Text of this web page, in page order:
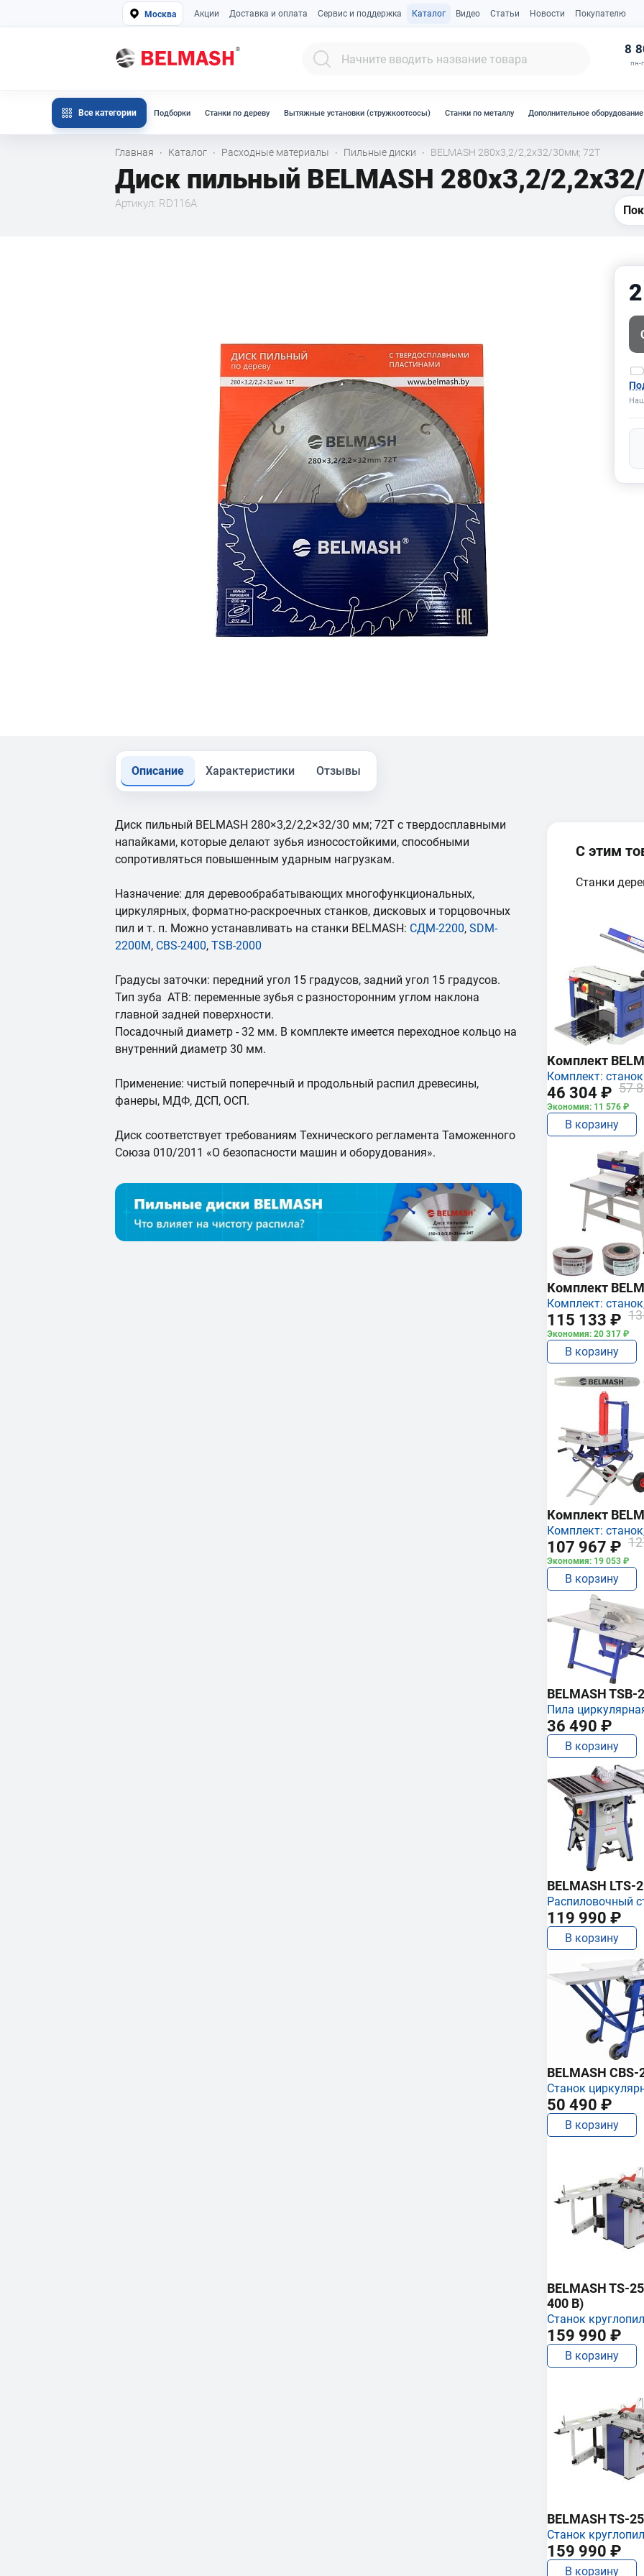
Москва Акции Доставка и оплата Сервис и поддержка Каталог Видео Статьи Новости Покупателю
8
пн-
Все категории Подборки Станки по дереву Вытяжные установки (стружкоотсосы) Станки по металлу Дополнительное оборудование
Главная · Каталог · Расходные материалы · Пильные диски · BELMASH 280х3,2/2,2х32/30мм; 72Т
Диск пильный BELMASH 280х3,2/
Артикул: RD116A
Описание Характеристики Отзывы
Диск пильный BELMASH 280×3,2/2,2×32/30 мм; 72Т с твердосплавными
напайками, которые делают зубья износостойкими, способными
сопротивляться повышенным ударным нагрузкам.
Назначение: для деревообрабатывающих многофункциональных,
циркулярных, форматно-раскроечных станков, дисковых и торцовочных
пил и т. п. Можно устанавливать на станки BELMASH: СДМ-2200, SDM-
2200M, CBS-2400, TSB-2000
Градусы заточки: передний угол 15 градусов, задний угол 15 градусов.
Тип зуба ATB: переменные зубья с разносторонним углом наклона
главной задней поверхности.
Посадочный диаметр - 32 мм. В комплекте имеется переходное кольцо на
внутренний диаметр 30 мм.
Применение: чистый поперечный и продольный распил древесины,
фанеры, МДФ, ДСП, ОСП.
Диск соответствует требованиям Технического регламента Таможенного
Союза 010/2011 «О безопасности машин и оборудования».
С этим
Станки
Комплект
Комплект:
46 304 ₽ 57
Экономия: 11 576 ₽
В корзину
Комплект
Комплект:
115 133 ₽
Экономия: 20 317 ₽
В корзину
Комплект
Комплект:
107 967 ₽
Экономия: 19 053 ₽
В корзину
BELMASH TSB-
Пила
36 490 ₽
В корзину
BELMASH LTS-
Распиловочный
119 990 ₽
В корзину
BELMASH CBS-
Станок
50 490 ₽
В корзину
BELMASH TS-
400 В)
Станок
159 990 ₽
В корзину
BELMASH TS-
Станок
159 990 ₽
В корзину